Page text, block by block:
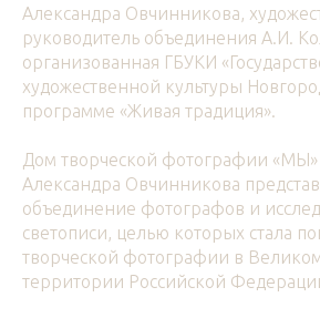
Александра Овчинникова,
руководитель объединения А.И.
организованная ГБУКИ
художественной культуры
программе «Живая традиция».
Дом творческой фотографии
Александра Овчинникова
объединение фотографов и
светописи, целью которых стала
творческой фотографии в
территории Российской